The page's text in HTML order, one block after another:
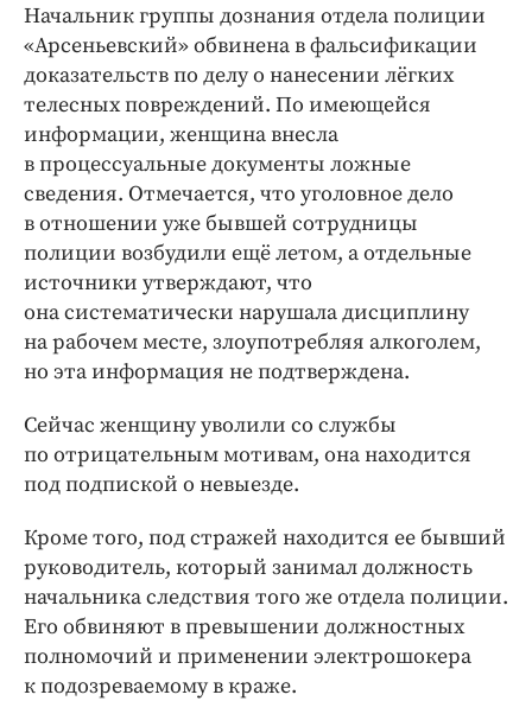
Начальник группы дознания отдела полиции
«Арсеньевский» обвинена в фальсификации
доказательств по делу о нанесении лёгких
телесных повреждений. По имеющейся
информации, женщина внесла
в процессуальные документы ложные
сведения. Отмечается, что уголовное дело
в отношении уже бывшей сотрудницы
полиции возбудили ещё летом, а отдельные
источники утверждают, что
она систематически нарушала дисциплину
на рабочем месте, злоупотребляя алкоголем,
но эта информация не подтверждена.
Сейчас женщину уволили со службы
по отрицательным мотивам, она находится
под подпиской о невыезде.
Кроме того, под стражей находится ее бывший
руководитель, который занимал должность
начальника следствия того же отдела полиции.
Его обвиняют в превышении должностных
полномочий и применении электрошокера
к подозреваемому в краже.